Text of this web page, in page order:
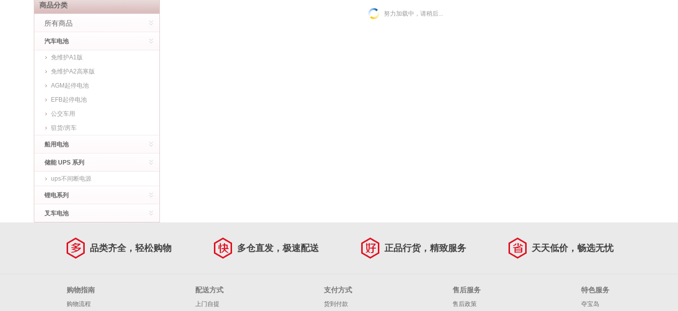
商品分类
所有商品
汽车电池
免维护A1版
免维护A2高寒版
AGM起停电池
EFB起停电池
公交车用
驻货/房车
船用电池
储能 UPS 系列
ups不间断电源
锂电系列
叉车电池
努力加载中，请稍后...
品类齐全，轻松购物 多仓直发，极速配送 正品行货，精致服务 天天低价，畅选无忧
购物指南
购物流程
配送方式
上门自提
支付方式
货到付款
售后服务
售后政策
特色服务
夺宝岛